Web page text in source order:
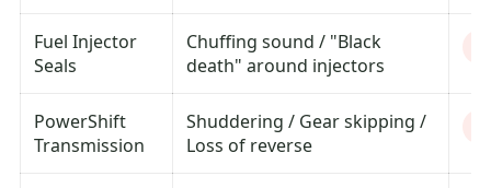
Fuel Injector
Seals
Chuffing sound / "Black
death" around injectors
PowerShift
Transmission
Shuddering / Gear skipping /
Loss of reverse